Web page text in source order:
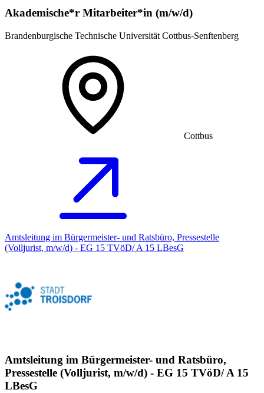
Akademische*r Mitarbeiter*in (m/w/d)
Brandenburgische Technische Universität Cottbus-Senftenberg
Cottbus
Amtsleitung im Bürgermeister- und Ratsbüro, Pressestelle
(Volljurist, m/w/d) - EG 15 TVöD/ A 15 LBesG
Amtsleitung im Bürgermeister- und Ratsbüro,
Pressestelle (Volljurist, m/w/d) - EG 15 TVöD/ A 15
LBesG